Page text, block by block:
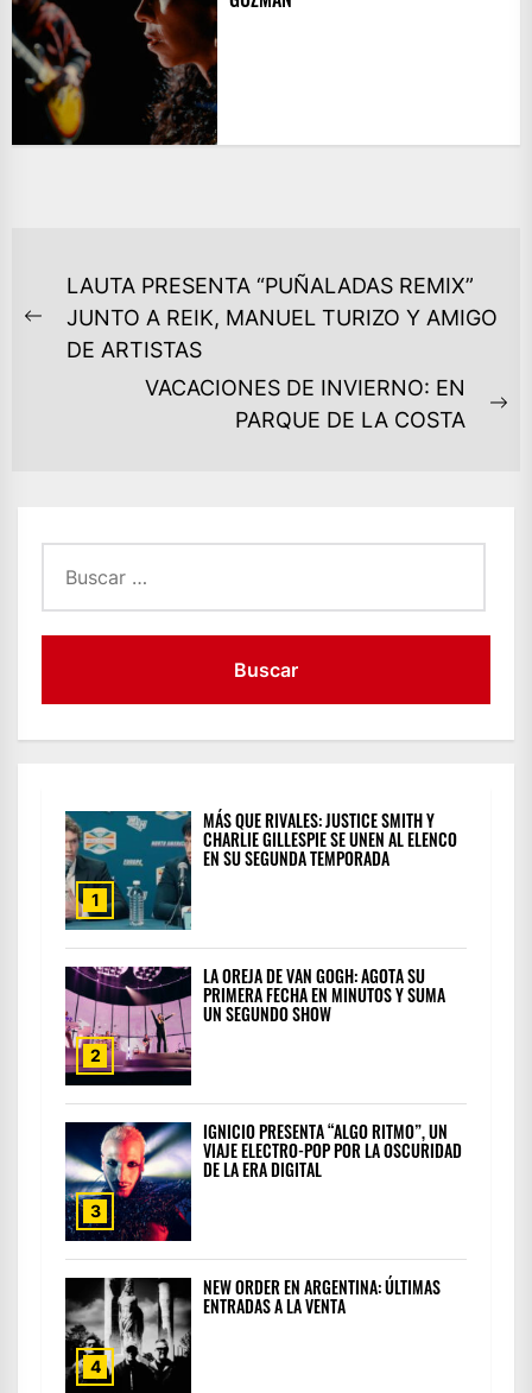
NAVEGACIÓN
DE
ENTRADAS
Previous
post:
LAUTA PRESENTA “PUÑALADAS REMIX”
JUNTO A REIK, MANUEL TURIZO Y AMIGO
DE ARTISTAS
VACACIONES DE INVIERNO: EN
PARQUE DE LA COSTA
1
MÁS QUE RIVALES: JUSTICE SMITH Y
CHARLIE GILLESPIE SE UNEN AL ELENCO
EN SU SEGUNDA TEMPORADA
2
LA OREJA DE VAN GOGH: AGOTA SU
PRIMERA FECHA EN MINUTOS Y SUMA
UN SEGUNDO SHOW
3
IGNICIO PRESENTA “ALGO RITMO”, UN
VIAJE ELECTRO-POP POR LA OSCURIDAD
DE LA ERA DIGITAL
4
NEW ORDER EN ARGENTINA: ÚLTIMAS
ENTRADAS A LA VENTA